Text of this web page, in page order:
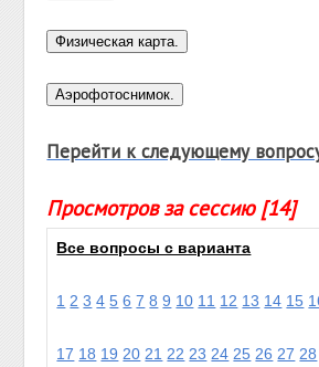
Перейти к следующему
Просмотров за сессию [14]
Все вопросы с варианта
1 2 3 4 5 6 7 8 9 10 11 12 13 14 15
17 18 19 20 21 22 23 24 25 26 27 28